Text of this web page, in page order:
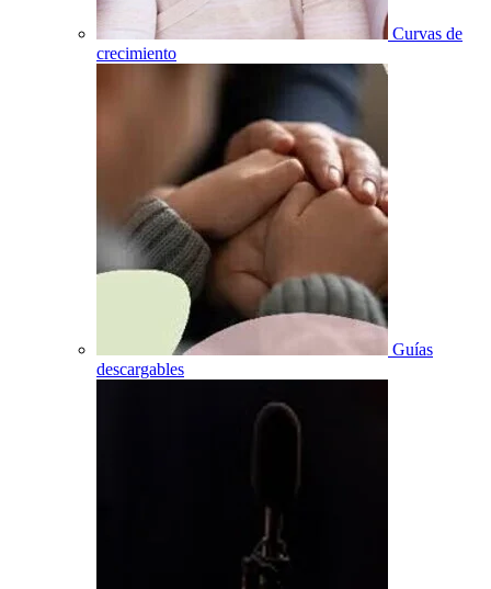
Curvas de
crecimiento
Guías
descargables